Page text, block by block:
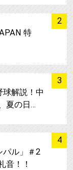
2
特
3
球解説！中
夏の日…
4
パル」＃2
音！！